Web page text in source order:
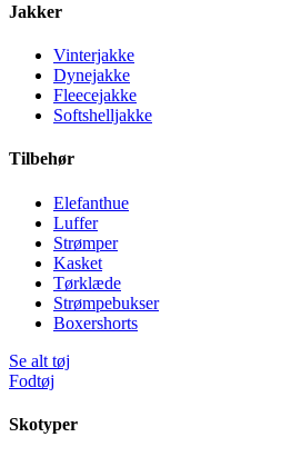
Jakker
Vinterjakke
Dynejakke
Fleecejakke
Softshelljakke
Tilbehør
Elefanthue
Luffer
Strømper
Kasket
Tørklæde
Strømpebukser
Boxershorts
Se alt tøj
Fodtøj
Skotyper